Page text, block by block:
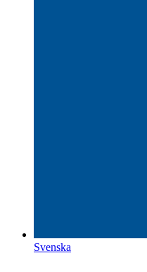
Svenska